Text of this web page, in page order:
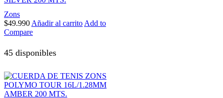
Zons
$49.990 Añadir al carrito Add to
Compare
45 disponibles